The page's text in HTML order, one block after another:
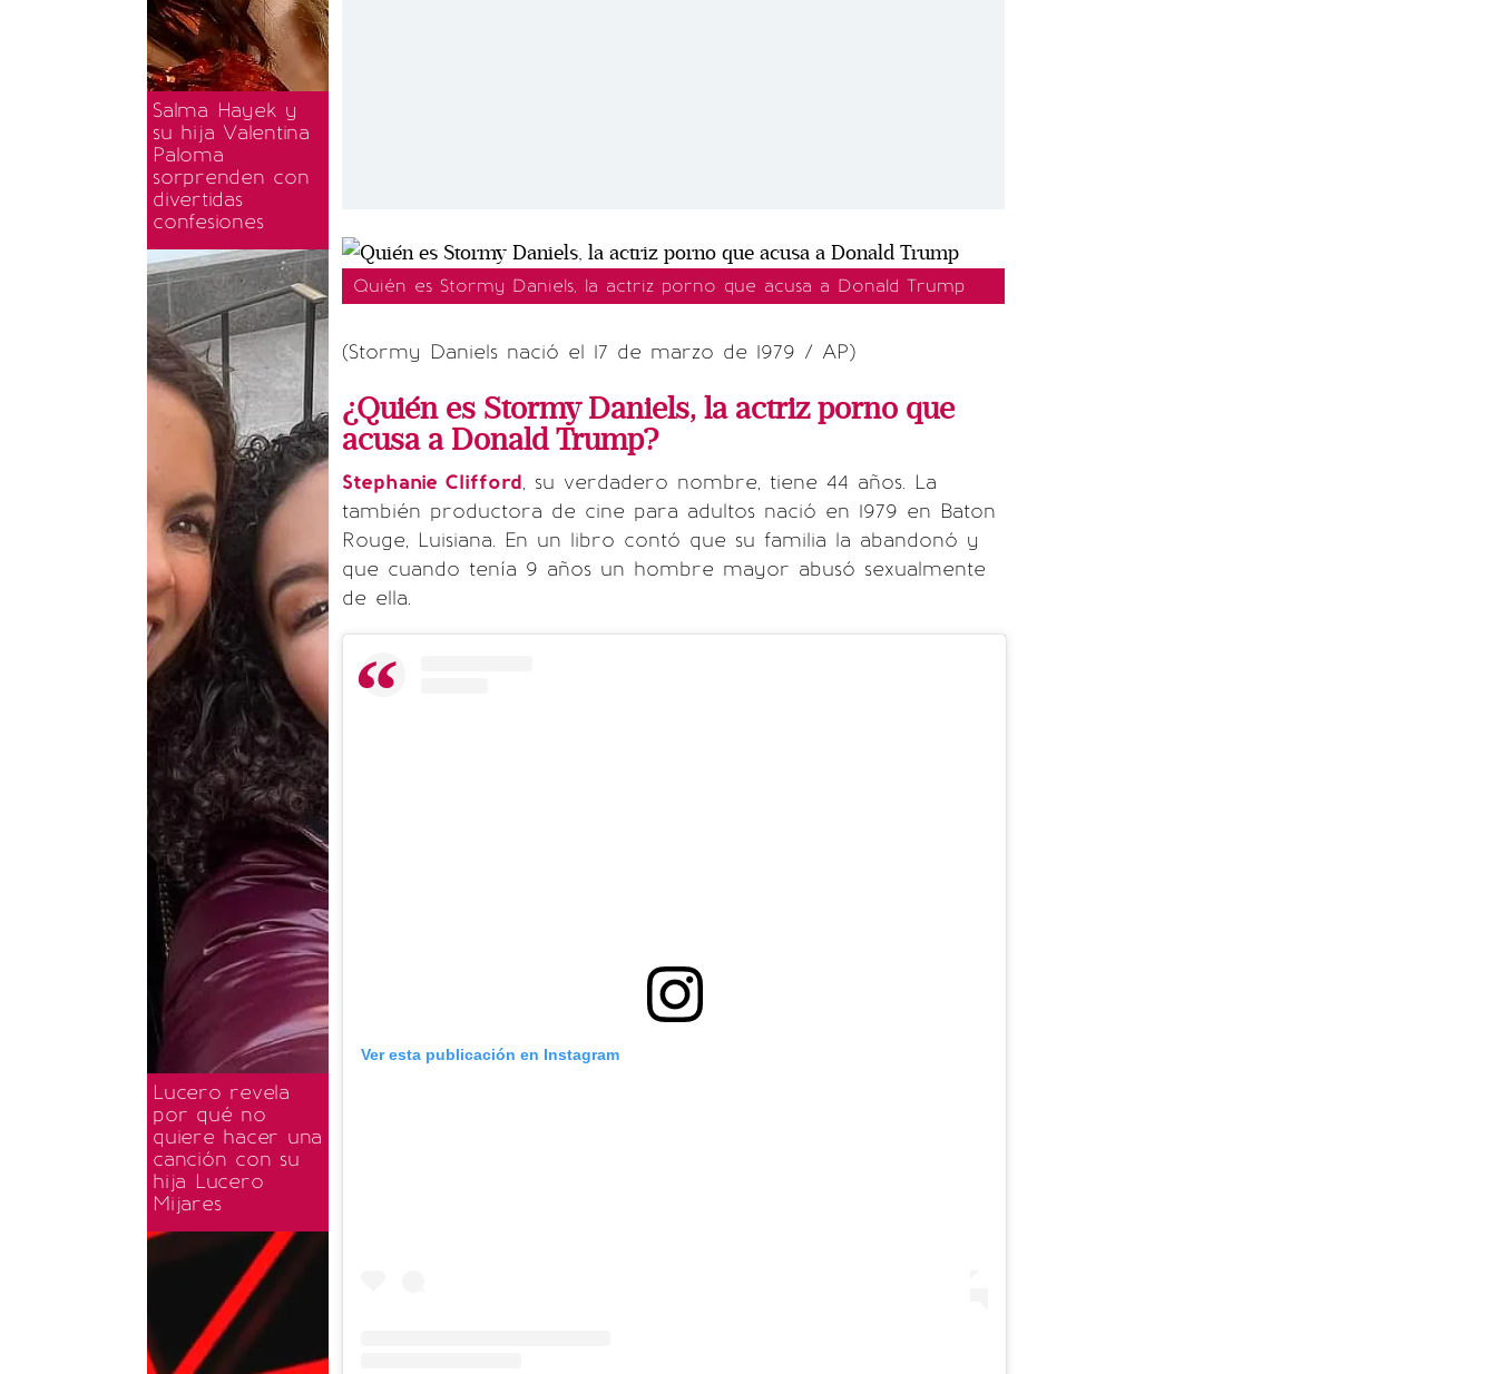
Salma Hayek y
su hija Valentina
Paloma
sorprenden con
divertidas
confesiones
Lucero revela
por qué no
quiere hacer una
canción con su
hija Lucero
Mijares
Quién es Stormy Daniels, la actriz porno que acusa a Donald Trump
(Stormy Daniels nació el 17 de marzo de 1979 / AP)
¿Quién es Stormy Daniels, la actriz porno que
acusa a Donald Trump?
Stephanie Clifford, su verdadero nombre, tiene 44 años. La
también productora de cine para adultos nació en 1979 en Baton
Rouge, Luisiana. En un libro contó que su familia la abandonó y
que cuando tenía 9 años un hombre mayor abusó sexualmente
de ella.
Ver esta publicación en Instagram